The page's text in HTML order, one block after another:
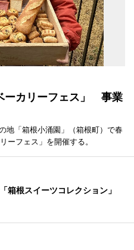
ーカリーフェス」 事業
地「箱根小涌園」（箱根町）で春
ーフェス」を開催する。
箱根スイーツコレクション」